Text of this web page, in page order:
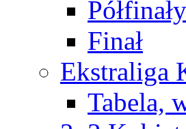
Półfinały
Finał
Ekstraliga
Tabela,